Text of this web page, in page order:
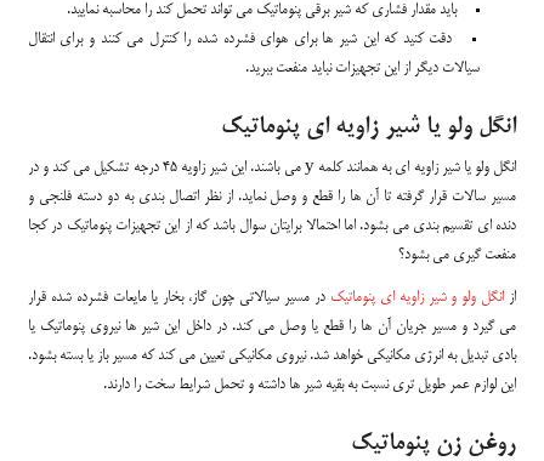
باید مقدار فشاری که شیر برقی پنوماتیک می تواند تحمل کند را محاسبه نمایید.
دقت کنید که این شیر ها برای هوای فشرده شده را کنترل می کنند و برای انتقال
سیالات دیگر از این تجهیزات نباید منفعت ببرید.
انگل ولو یا شیر زاویه ای پنوماتیک
انگل ولو یا شیر زاویه ای به همانند کلمه y می باشند. این شیر زاویه 45 درجه تشکیل می کند و در
مسیر سالات قرار گرفته تا آن ها را قطع و وصل نماید. از نظر اتصال بندی به دو دسته فلنجی و
دنده ای تقسیم بندی می بشود. اما احتمالا برایتان سوال باشد که از این تجهیزات پنوماتیک در کجا
منفعت گیری می بشود؟
از انگل ولو و شیر زاویه ای پنوماتیک در مسیر سیالاتی چون گاز، بخار یا مایعات فشرده شده قرار
می گیرد و مسیر جریان آن ها را قطع یا وصل می کند. در داخل این شیر ها نیروی پنوماتیک یا
بادی تبدیل به انرژی مکانیکی خواهد شد. نیروی مکانیکی تعیین می کند که مسیر باز یا بسته بشود.
این لوازم عمر طویل تری نسبت به بقیه شیر ها داشته و تحمل شرایط سخت را دارند.
روغن زن پنوماتیک